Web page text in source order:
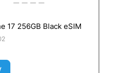
17 256GB Black eSIM